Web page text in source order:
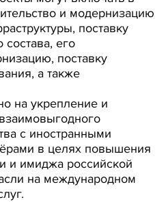
и модернизацию
поставку
его
поставку
а также
на укрепление и
с иностранными
в целях повышения
и имиджа российской
на международном